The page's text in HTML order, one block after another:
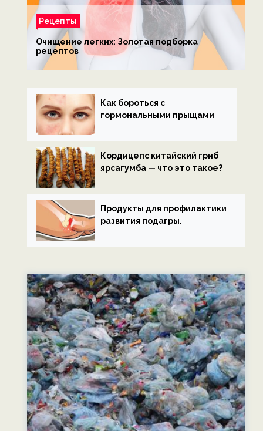
Рецепты
Очищение легких: Золотая подборка
рецептов
Как бороться с
гормональными прыщами
Кордицепс китайский гриб
ярсагумба — что это такое?
Продукты для профилактики
развития подагры.